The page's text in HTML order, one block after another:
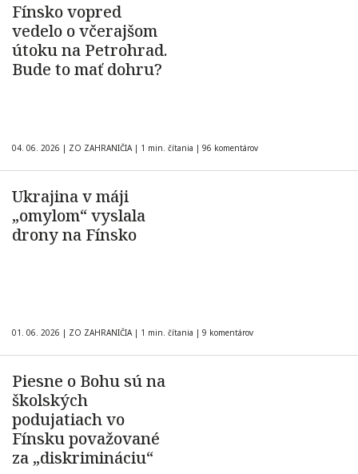
Fínsko vopred
vedelo o včerajšom
útoku na Petrohrad.
Bude to mať dohru?
04. 06. 2026 | ZO ZAHRANIČIA | 1 min. čítania | 96 komentárov
Ukrajina v máji
„omylom“ vyslala
drony na Fínsko
01. 06. 2026 | ZO ZAHRANIČIA | 1 min. čítania | 9 komentárov
Piesne o Bohu sú na
školských
podujatiach vo
Fínsku považované
za „diskrimináciu“